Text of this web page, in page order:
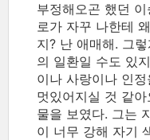
부정해오곤 했던
로가 자꾸 나한테
지? 난 애매해. 그
의 일환일 수도 있
이나 사랑이나 인
멋있어지실 것 같
물을 보였다. 그는
이 너무 강해 자기